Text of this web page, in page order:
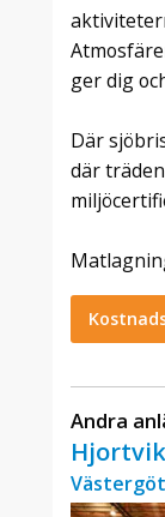
ger dig
Där
där
Andra